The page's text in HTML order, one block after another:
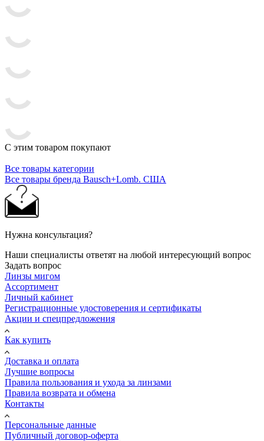
С этим товаром покупают
Все товары категории
Все товары бренда Bausch+Lomb. США
Нужна консультация?
Наши специалисты ответят на любой интересующий вопрос
Задать вопрос
Линзы мигом
Ассортимент
Личный кабинет
Регистрационные удостоверения и сертификаты
Акции и спецпредложения
Как купить
Доставка и оплата
Лучшие вопросы
Правила пользования и ухода за линзами
Правила возврата и обмена
Контакты
Персональные данные
Публичный договор-оферта